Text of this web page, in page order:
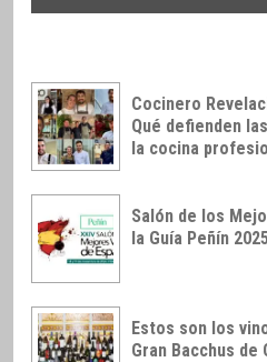
Cocinero
Qué defienden
la cocina
Salón de los
la Guía Peñín 2025
Estos son los
Gran Bacchus de